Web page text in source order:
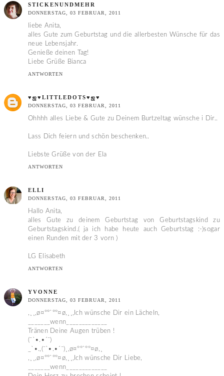
STICKENUNDMEHR
DONNERSTAG, 03 FEBRUAR, 2011
liebe Anita,
alles Gute zum Geburtstag und die allerbesten Wünsche für das
neue Lebensjahr.
Genieße deinen Tag!
Liebe Grüße Bianca
ANTWORTEN
♥ஜ♥LITTLEDOTS♥ஜ♥
DONNERSTAG, 03 FEBRUAR, 2011
Ohhhh alles Liebe & Gute zu Deinem Burtzeltag wünsche i Dir..
Lass Dich feiern und schön beschenken..
Liebste Grüße von der Ela
ANTWORTEN
ELLI
DONNERSTAG, 03 FEBRUAR, 2011
Hallo Anita,
alles Gute zu deinem Geburtstag von Geburtstagskind zu
Geburtstagskind.( ja ich habe heute auch Geburtstag :-)sogar
einen Runden mit der 3 vorn )
LG Elisabeth
ANTWORTEN
YVONNE
DONNERSTAG, 03 FEBRUAR, 2011
,¸¸,ø¤º°`°º¤ø,¸¸,Ich wünsche Dir ein Lächeln,
_______wenn_____________
Tränen Deine Augen trüben !
(¯`•.•´¯)
_`•.,(¯`•.•´¯)¸,ø¤º°`°º¤ø,¸
,¸¸,ø¤º°`°º¤ø,¸¸,Ich wünsche Dir Liebe,
_______wenn_____________